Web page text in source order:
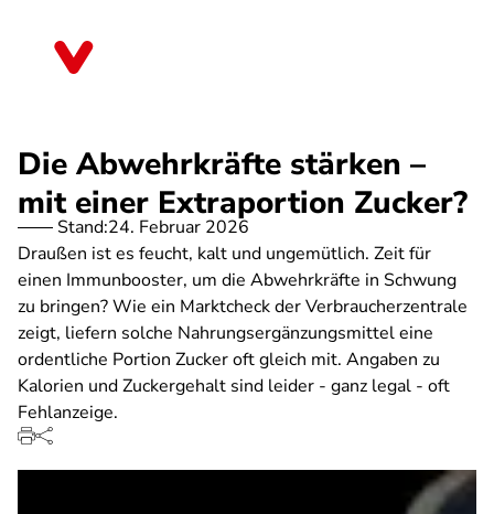
Die Abwehrkräfte stärken –
mit einer Extraportion Zucker?
Stand:24. Februar 2026
Draußen ist es feucht, kalt und ungemütlich. Zeit für
einen Immunbooster, um die Abwehrkräfte in Schwung
zu bringen? Wie ein Marktcheck der Verbraucherzentrale
zeigt, liefern solche Nahrungsergänzungsmittel eine
ordentliche Portion Zucker oft gleich mit. Angaben zu
Kalorien und Zuckergehalt sind leider - ganz legal - oft
Fehlanzeige.